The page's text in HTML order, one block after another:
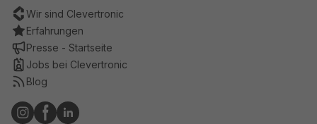
Wir sind Clevertronic
Erfahrungen
Presse - Startseite
Jobs bei Clevertronic
Blog